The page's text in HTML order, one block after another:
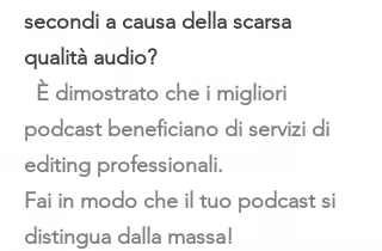
secondi a causa della scarsa
qualità audio?
È dimostrato che i migliori
podcast beneficiano di servizi di
editing professionali.
Fai in modo che il tuo podcast si
distingua dalla massa!